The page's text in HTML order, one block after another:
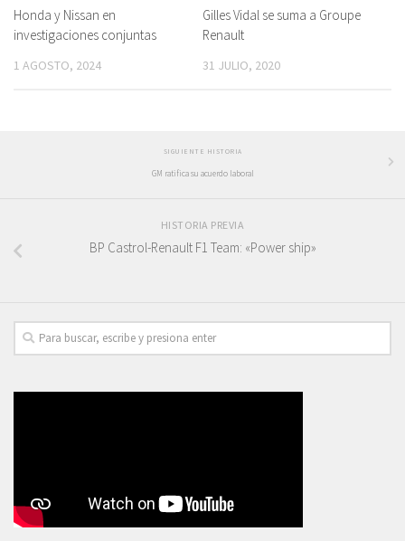
Honda y Nissan en
investigaciones conjuntas
1 AGOSTO, 2024
Gilles Vidal se suma a Groupe
Renault
31 JULIO, 2020
SIGUIENTE HISTORIA
GM ratifica su acuerdo laboral
HISTORIA PREVIA
BP Castrol-Renault F1 Team: «Power ship»